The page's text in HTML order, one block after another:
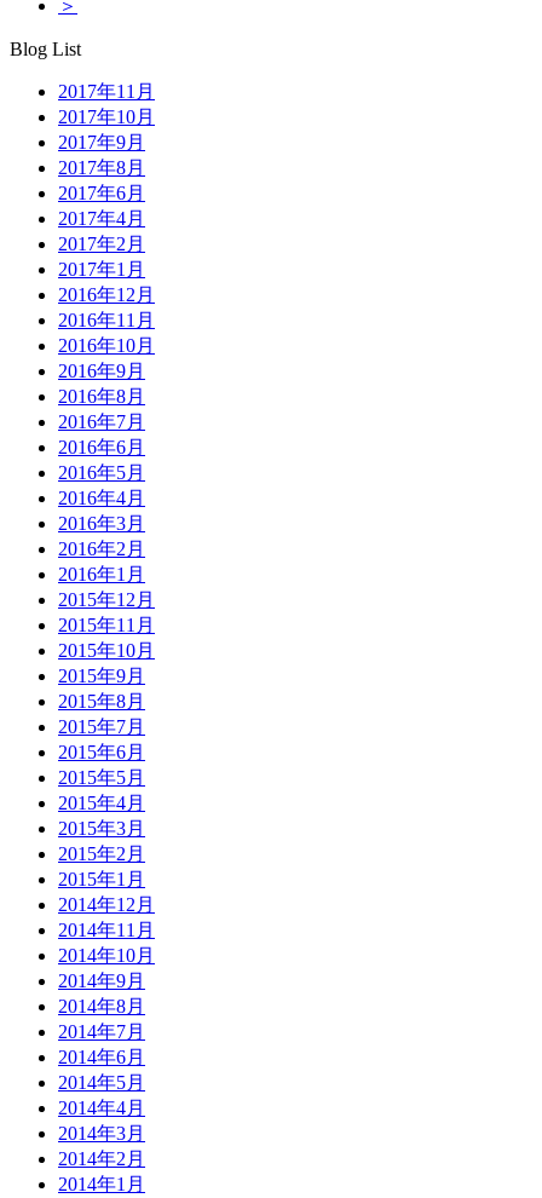
＞
Blog List
2017年11月
2017年10月
2017年9月
2017年8月
2017年6月
2017年4月
2017年2月
2017年1月
2016年12月
2016年11月
2016年10月
2016年9月
2016年8月
2016年7月
2016年6月
2016年5月
2016年4月
2016年3月
2016年2月
2016年1月
2015年12月
2015年11月
2015年10月
2015年9月
2015年8月
2015年7月
2015年6月
2015年5月
2015年4月
2015年3月
2015年2月
2015年1月
2014年12月
2014年11月
2014年10月
2014年9月
2014年8月
2014年7月
2014年6月
2014年5月
2014年4月
2014年3月
2014年2月
2014年1月